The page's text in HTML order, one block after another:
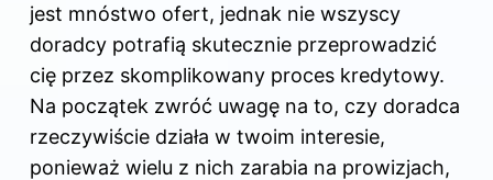
jest mnóstwo ofert, jednak nie wszyscy
doradcy potrafią skutecznie przeprowadzić
cię przez skomplikowany proces kredytowy.
Na początek zwróć uwagę na to, czy doradca
rzeczywiście działa w twoim interesie,
ponieważ wielu z nich zarabia na prowizjach,